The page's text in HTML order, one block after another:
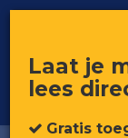
Voor
Laat je
lees
Gratis